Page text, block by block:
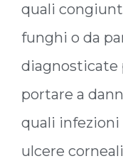
quali
funghi o da
diagnosticate
portare a
quali infezioni
ulcere